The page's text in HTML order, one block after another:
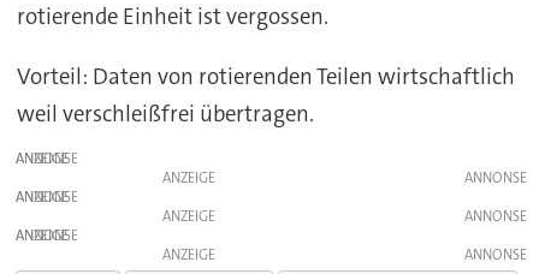
rotierende Einheit ist vergossen.
Vorteil: Daten von rotierenden Teilen wirtschaftlich
weil verschleißfrei übertragen.
ANZEIGE
ANZEIGE
ANZEIGE
ANZEIGE
ANZEIGE
ANZEIGE